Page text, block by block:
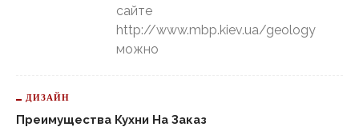
сайте
http://www.mbp.kiev.ua/geology
можно
ДИЗАЙН
Преимущества Кухни На Заказ